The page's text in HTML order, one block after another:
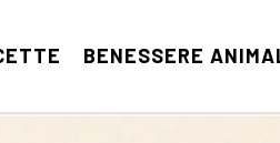
BENESSERE